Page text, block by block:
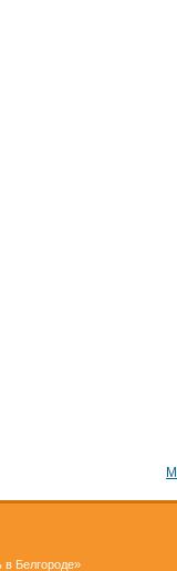
Белгороде»